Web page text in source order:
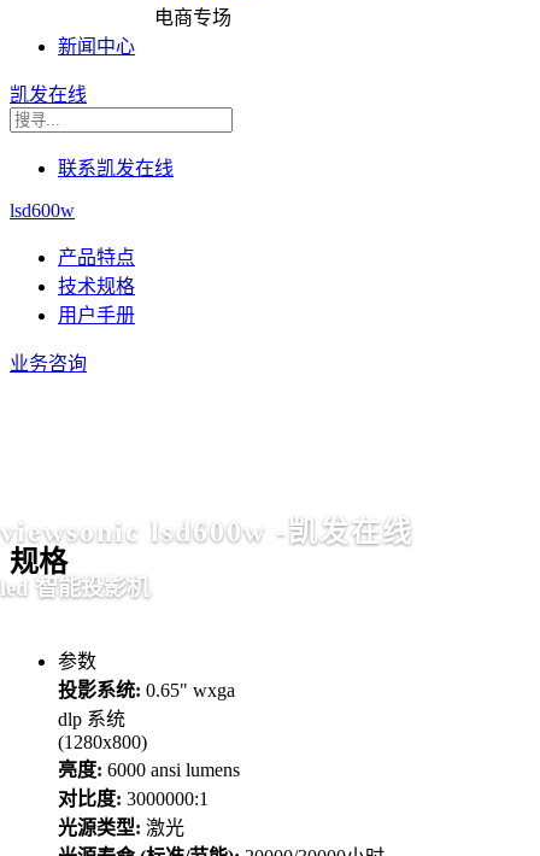
viewsonic lsd600w -凯发在线
led 智能投影机
电商专场
新闻中心
凯发在线
联系凯发在线
lsd600w
产品特点
技术规格
用户手册
业务咨询
规格
参数
投影系统: 0.65" wxga
dlp 系统
(1280x800)
亮度: 6000 ansi lumens
对比度: 3000000:1
光源类型: 激光